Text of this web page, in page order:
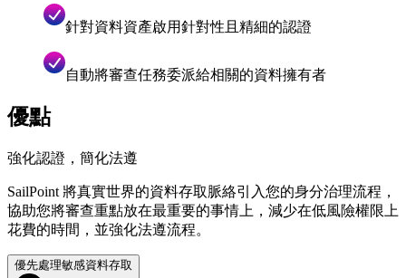
針對資料資產啟用針對性且精細的認證
自動將審查任務委派給相關的資料擁有者
優點
強化認證，簡化法遵
SailPoint 將真實世界的資料存取脈絡引入您的身分治理流程，
協助您將審查重點放在最重要的事情上，減少在低風險權限上
花費的時間，並強化法遵流程。
優先處理敏感資料存取